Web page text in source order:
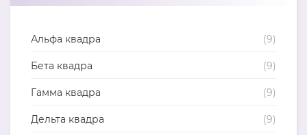
Альфа квадра (9)
Бета квадра (9)
Гамма квадра (9)
Дельта квадра (9)